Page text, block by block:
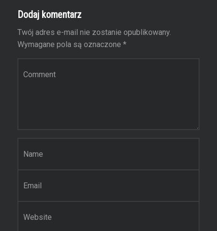
Dodaj komentarz
Twój adres e-mail nie zostanie opublikowany.
Wymagane pola są oznaczone *